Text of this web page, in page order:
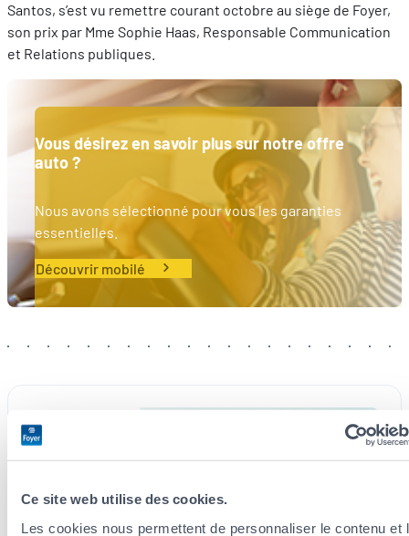
Ce site web utilise des cookies.
Les cookies nous permettent de personnaliser le contenu et
Santos, s’est vu remettre courant octobre au siège de Foyer,
son prix par Mme Sophie Haas, Responsable Communication
et Relations publiques.
Vous désirez en savoir plus sur notre offre
auto ?
Nous avons sélectionné pour vous les garanties
essentielles.
Découvrir mobilé